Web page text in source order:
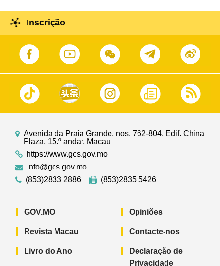
Inscrição
Avenida da Praia Grande, nos. 762-804, Edif. China
Plaza, 15.º andar, Macau
https://www.gcs.gov.mo
info@gcs.gov.mo
(853)2833 2886
(853)2835 5426
GOV.MO
Revista Macau
Livro do Ano
Opiniões
Contacte-nos
Declaração de
Privacidade